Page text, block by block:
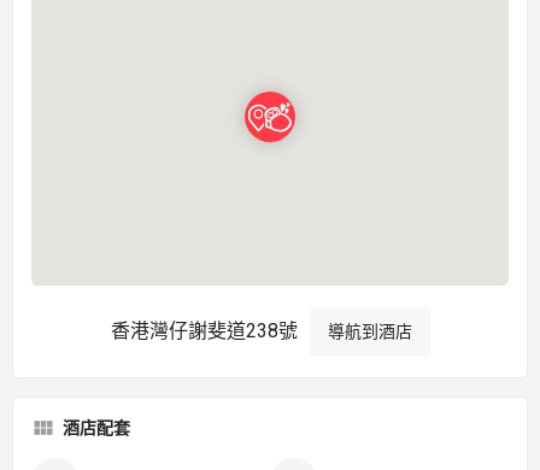
香港灣仔謝斐道238號 導航到酒店
酒店配套